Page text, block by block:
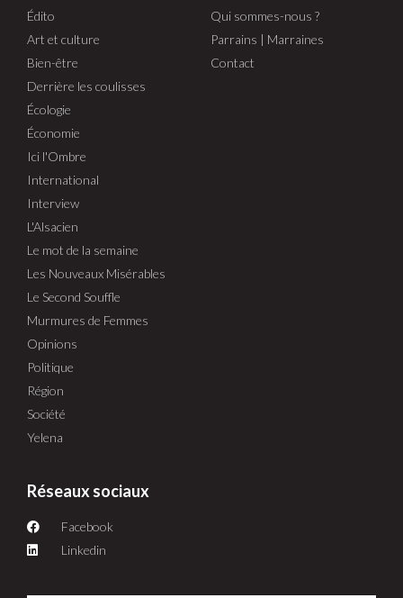
Édito
Art et culture
Bien-être
Derrière les coulisses
Écologie
Économie
Ici l'Ombre
International
Interview
L'Alsacien
Le mot de la semaine
Les Nouveaux Misérables
Le Second Souffle
Murmures de Femmes
Opinions
Politique
Région
Société
Yelena
Qui sommes-nous ?
Parrains | Marraines
Contact
Réseaux sociaux
Facebook
Linkedin